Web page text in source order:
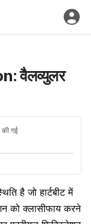
वैलव्युलर
की गई
है जो हार्टबीट में
को क्लासीफाय करने